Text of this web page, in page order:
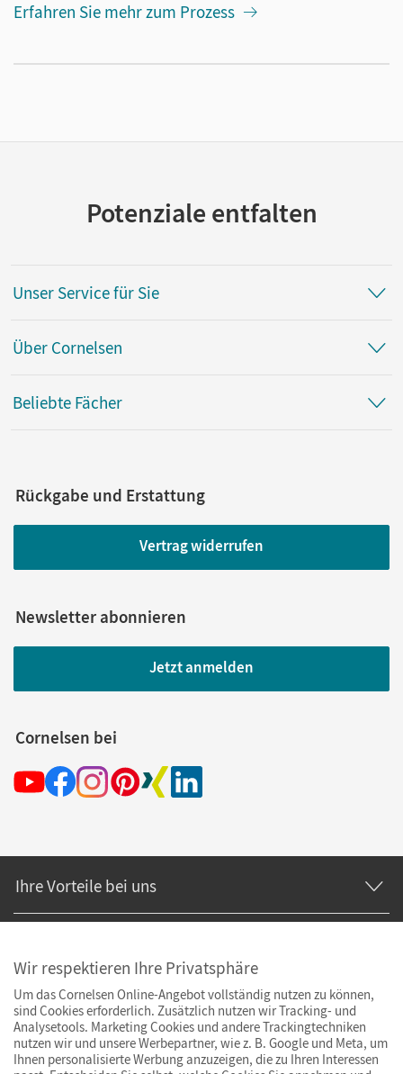
Erfahren Sie mehr zum Prozess
Potenziale entfalten
Unser Service für Sie
Über Cornelsen
Beliebte Fächer
Rückgabe und Erstattung
Vertrag widerrufen
Newsletter abonnieren
Jetzt anmelden
Cornelsen bei
Ihre Vorteile bei uns
Wir respektieren Ihre Privatsphäre
Um das Cornelsen Online-Angebot vollständig nutzen zu können,
sind Cookies erforderlich. Zusätzlich nutzen wir Tracking- und
Analysetools. Marketing Cookies und andere Trackingtechniken
nutzen wir und unsere Werbepartner, wie z. B. Google und Meta, um
Ihnen personalisierte Werbung anzuzeigen, die zu Ihren Interessen